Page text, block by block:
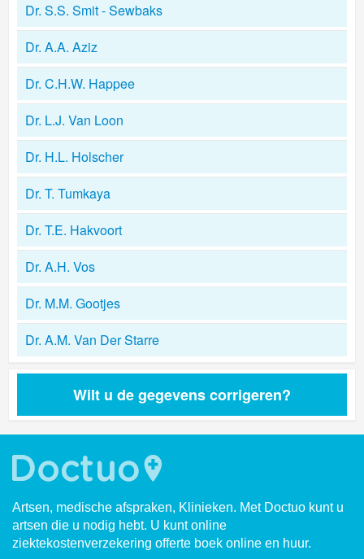
Dr. S.S. Smit - Sewbaks
Dr. A.A. Aziz
Dr. C.H.W. Happee
Dr. L.J. Van Loon
Dr. H.L. Holscher
Dr. T. Tumkaya
Dr. T.E. Hakvoort
Dr. A.H. Vos
Dr. M.M. Gootjes
Dr. A.M. Van Der Starre
Wilt u de gegevens corrigeren?
Artsen, medische afspraken, Klinieken. Met Doctuo kunt u
artsen die u nodig hebt. U kunt online
ziektekostenverzekering offerte boek online en huur.